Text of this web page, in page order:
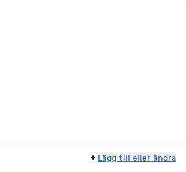
Lägg till eller ändra